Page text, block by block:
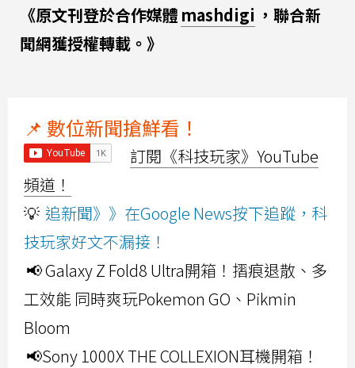
《原文刊登於合作媒體 mashdigi ，聯合新
聞網獲授權轉載。》
📌 數位新聞搶鮮看！
訂閱《科技玩家》YouTube
頻道！
💡 追新聞》》在Google News按下追蹤，科
技玩家好文不漏接！
📢 Galaxy Z Fold8 Ultra開箱！摺痕退散、多
工效能 同時爽玩Pokemon GO、Pikmin
Bloom
📢Sony 1000X THE COLLEXION耳機開箱！